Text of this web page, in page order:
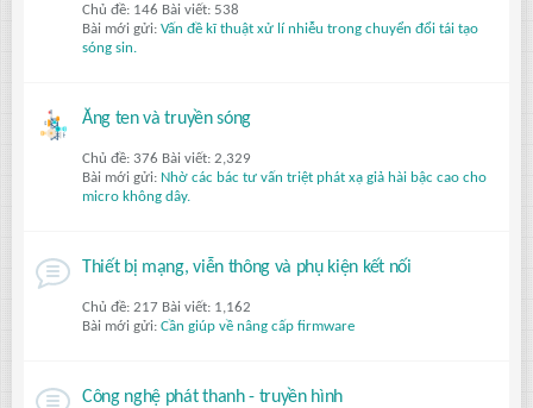
Chủ đề: 146 Bài viết: 538
Bài mới gửi: Vấn đề kĩ thuật xử lí nhiễu trong chuyển đổi tái tạo
sóng sin.
Ăng ten và truyền sóng
Chủ đề: 376 Bài viết: 2,329
Bài mới gửi: Nhờ các bác tư vấn triệt phát xạ giả hài bậc cao cho
micro không dây.
Thiết bị mạng, viễn thông và phụ kiện kết nối
Chủ đề: 217 Bài viết: 1,162
Bài mới gửi: Cần giúp về nâng cấp firmware
Công nghệ phát thanh - truyền hình